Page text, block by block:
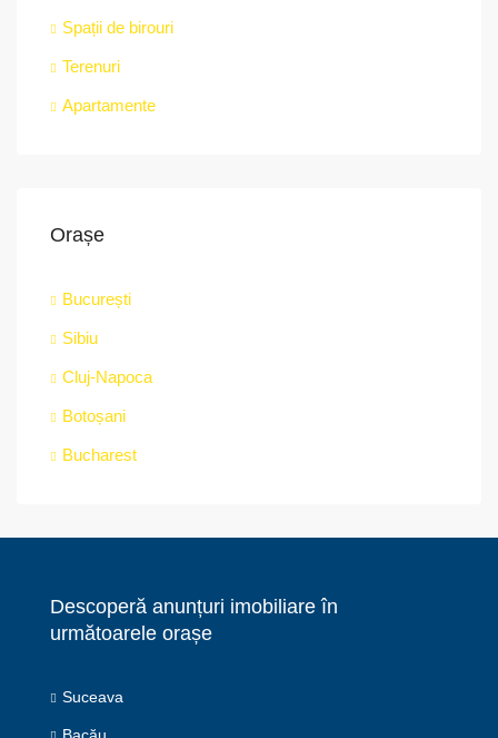
Spații de birouri
Terenuri
Apartamente
Orașe
București
Sibiu
Cluj-Napoca
Botoșani
Bucharest
Descoperă anunțuri imobiliare în
următoarele orașe
Suceava